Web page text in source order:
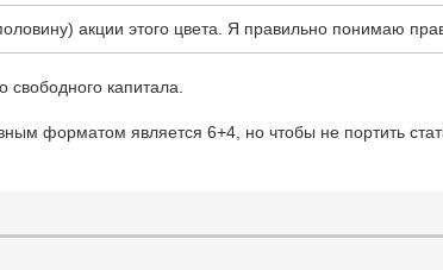
акции этого цвета. Я правильно понимаю
капитала.
форматом является 6+4, но чтобы не портить